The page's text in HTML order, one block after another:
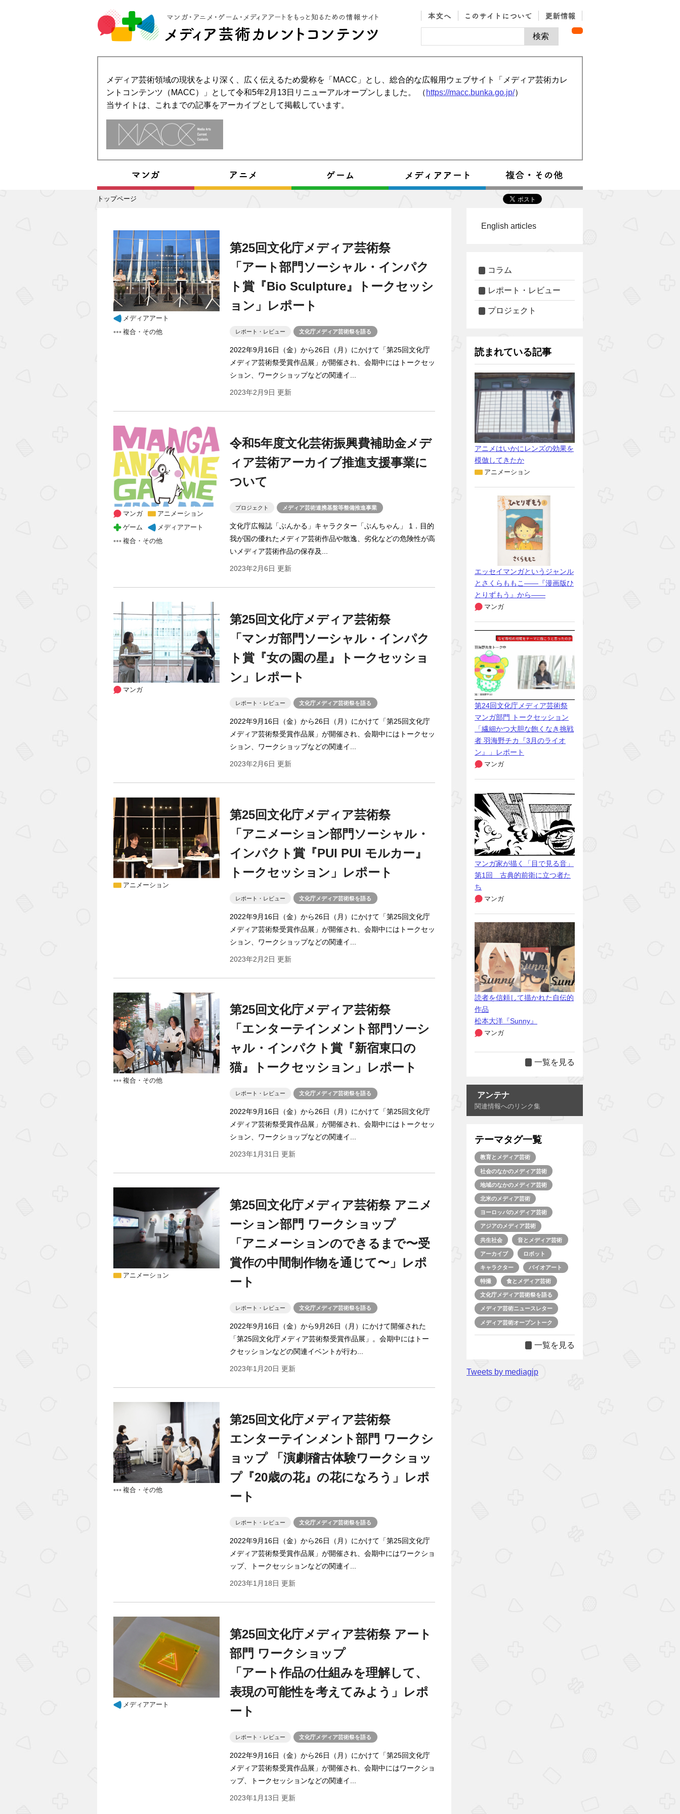
メディア芸術領域の現状をより深く、広く伝えるため愛称を「MACC」とし、総合的な広報用ウェブサイト「メディア芸術カレ
ントコンテンツ（MACC）」として令和5年2月13日リニューアルオープンしました。 （ https://macc.bunka.go.jp/）
当サイトは、これまでの記事をアーカイブとして掲載しています。
トップページ
メディアアート
複合・その他
第25回文化庁メディア芸術祭
「アート部門ソーシャル・インパク
ト賞『Bio Sculpture』トークセッシ
ョン」レポート
レポート・レビュー 文化庁メディア芸術祭を語る
2022年9月16日（金）から26日（月）にかけて「第25回文化庁
メディア芸術祭受賞作品展」が開催され、会期中にはトークセッ
ション、ワークショップなどの関連イ...
2023年2月9日 更新
マンガ
アニメーション
ゲーム
メディアアート
複合・その他
令和5年度文化芸術振興費補助金メデ
ィア芸術アーカイブ推進支援事業に
ついて
プロジェクト メディア芸術連携基盤等整備推進事業
文化庁広報誌「ぶんかる」キャラクター「ぶんちゃん」 1．目的
我が国の優れたメディア芸術作品や散逸、劣化などの危険性が高
いメディア芸術作品の保存及...
2023年2月6日 更新
マンガ
第25回文化庁メディア芸術祭
「マンガ部門ソーシャル・インパク
ト賞『女の園の星』トークセッショ
ン」レポート
レポート・レビュー 文化庁メディア芸術祭を語る
2022年9月16日（金）から26日（月）にかけて「第25回文化庁
メディア芸術祭受賞作品展」が開催され、会期中にはトークセッ
ション、ワークショップなどの関連イ...
2023年2月6日 更新
アニメーション
第25回文化庁メディア芸術祭
「アニメーション部門ソーシャル・
インパクト賞『PUI PUI モルカー』
トークセッション」レポート
レポート・レビュー 文化庁メディア芸術祭を語る
2022年9月16日（金）から26日（月）にかけて「第25回文化庁
メディア芸術祭受賞作品展」が開催され、会期中にはトークセッ
ション、ワークショップなどの関連イ...
2023年2月2日 更新
複合・その他
第25回文化庁メディア芸術祭
「エンターテインメント部門ソーシ
ャル・インパクト賞『新宿東口の
猫』トークセッション」レポート
レポート・レビュー 文化庁メディア芸術祭を語る
2022年9月16日（金）から26日（月）にかけて「第25回文化庁
メディア芸術祭受賞作品展」が開催され、会期中にはトークセッ
ション、ワークショップなどの関連イ...
2023年1月31日 更新
アニメーション
第25回文化庁メディア芸術祭 アニメ
ーション部門 ワークショップ
「アニメーションのできるまで〜受
賞作の中間制作物を通じて〜」レポ
ート
レポート・レビュー 文化庁メディア芸術祭を語る
2022年9月16日（金）から9月26日（月）にかけて開催された
「第25回文化庁メディア芸術祭受賞作品展」。会期中にはトー
クセッションなどの関連イベントが行わ...
2023年1月20日 更新
複合・その他
第25回文化庁メディア芸術祭
エンターテインメント部門 ワークシ
ョップ 「演劇稽古体験ワークショッ
プ『20歳の花』の花になろう」レポ
ート
レポート・レビュー 文化庁メディア芸術祭を語る
2022年9月16日（金）から26日（月）にかけて「第25回文化庁
メディア芸術祭受賞作品展」が開催され、会期中にはワークショ
ップ、トークセッションなどの関連イ...
2023年1月18日 更新
メディアアート
第25回文化庁メディア芸術祭 アート
部門 ワークショップ
「アート作品の仕組みを理解して、
表現の可能性を考えてみよう」レポ
ート
レポート・レビュー 文化庁メディア芸術祭を語る
2022年9月16日（金）から26日（月）にかけて「第25回文化庁
メディア芸術祭受賞作品展」が開催され、会期中にはワークショ
ップ、トークセッションなどの関連イ...
2023年1月13日 更新
English articles
コラム
レポート・レビュー
プロジェクト
読まれている記事
アニメはいかにレンズの効果を
模倣してきたか
アニメーション
エッセイマンガというジャンル
とさくらももこ――『漫画版ひ
とりずもう』から――
マンガ
第24回文化庁メディア芸術祭
マンガ部門 トークセッション
「繊細かつ大胆な飽くなき挑戦
者 羽海野チカ『3月のライオ
ン』」レポート
マンガ
マンガ家が描く「目で見る音」
第1回 古典的前衛に立つ者た
ち
マンガ
読者を信頼して描かれた自伝的
作品
松本大洋『Sunny』
マンガ
一覧を見る
アンテナ
関連情報へのリンク集
テーマタグ一覧
教育とメディア芸術
社会のなかのメディア芸術
地域のなかのメディア芸術
北米のメディア芸術
ヨーロッパのメディア芸術
アジアのメディア芸術
共生社会 音とメディア芸術
アーカイブ ロボット
キャラクター バイオアート
特撮 食とメディア芸術
文化庁メディア芸術祭を語る
メディア芸術ニュースレター
メディア芸術オープントーク
一覧を見る
Tweets by mediagjp